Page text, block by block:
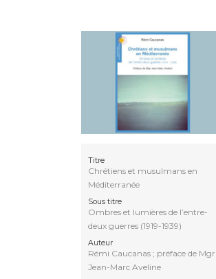
Titre
Chrétiens et musulmans en
Méditerranée
Sous titre
Ombres et lumières de l’entre-
deux guerres (1919-1939)
Auteur
Rémi Caucanas ; préface de Mgr
Jean-Marc Aveline